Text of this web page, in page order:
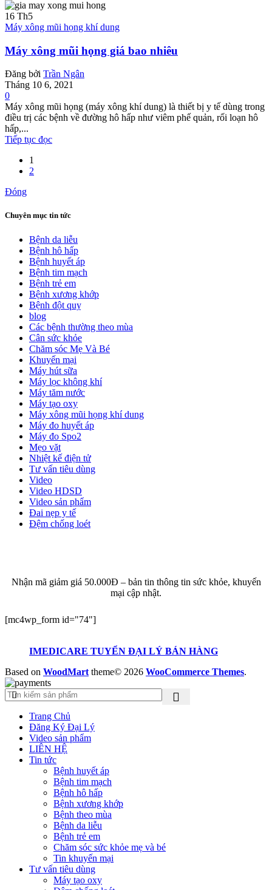
16 Th5
Máy xông mũi họng khí dung
Máy xông mũi họng giá bao nhiêu
Đăng bởi Trần Ngân
Tháng 10 6, 2021
0
Máy xông mũi họng (máy xông khí dung) là thiết bị y tế dùng trong
điều trị các bệnh về đường hô hấp như viêm phế quản, rối loạn hô
hấp,...
Tiếp tục đọc
1
2
Đóng
Chuyên mục tin tức
Bệnh da liễu
Bệnh hô hấp
Bệnh huyết áp
Bệnh tim mạch
Bệnh trẻ em
Bệnh xương khớp
Bệnh đột quỵ
blog
Các bệnh thường theo mùa
Cân sức khỏe
Chăm sóc Mẹ Và Bé
Khuyến mại
Máy hút sữa
Máy lọc không khí
Máy tăm nước
Máy tạo oxy
Máy xông mũi họng khí dung
Máy đo huyết áp
Máy đo Spo2
Mẹo vặt
Nhiệt kế điện tử
Tư vấn tiêu dùng
Video
Video HDSD
Video sản phẩm
Đai nẹp y tế
Đệm chống loét
Nhận mã giảm giá 50.000Đ – bản tin thông tin sức khỏe, khuyến
mại cập nhật.
[mc4wp_form id="74"]
IMEDICARE TUYỂN ĐẠI LÝ BÁN HÀNG
Based on WoodMart theme© 2026 WooCommerce Themes.
Trang Chủ
Đăng Ký Đại Lý
Video sản phẩm
LIÊN HỆ
Tin tức
Bệnh huyết áp
Bệnh tim mạch
Bệnh hô hấp
Bệnh xương khớp
Bệnh theo mùa
Bệnh da liễu
Bệnh trẻ em
Chăm sóc sức khỏe mẹ và bé
Tin khuyến mại
Tư vấn tiêu dùng
Máy tạo oxy